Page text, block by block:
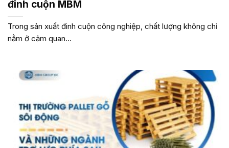
đinh cuộn MBM
Trong sản xuất đinh cuộn công nghiệp, chất lượng không chỉ
nằm ở cảm quan...